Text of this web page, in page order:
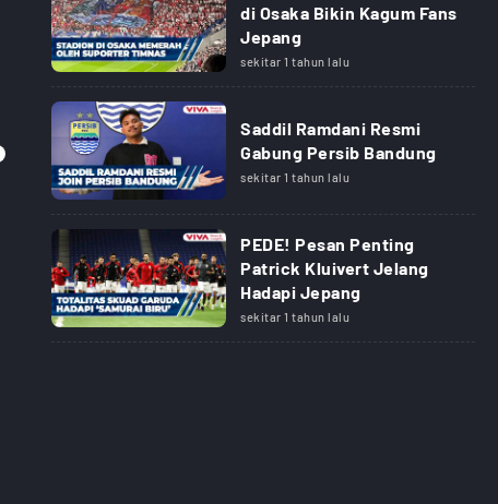
di Osaka Bikin Kagum Fans
Jepang
sekitar 1 tahun lalu
Saddil Ramdani Resmi
Gabung Persib Bandung
sekitar 1 tahun lalu
PEDE! Pesan Penting
Patrick Kluivert Jelang
Hadapi Jepang
sekitar 1 tahun lalu